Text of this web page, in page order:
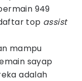
949
top assist
mampu
sayap
adalah